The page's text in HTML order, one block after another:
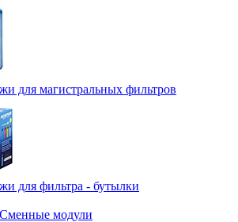
для магистральных фильтров
для фильтра - бутылки
модули